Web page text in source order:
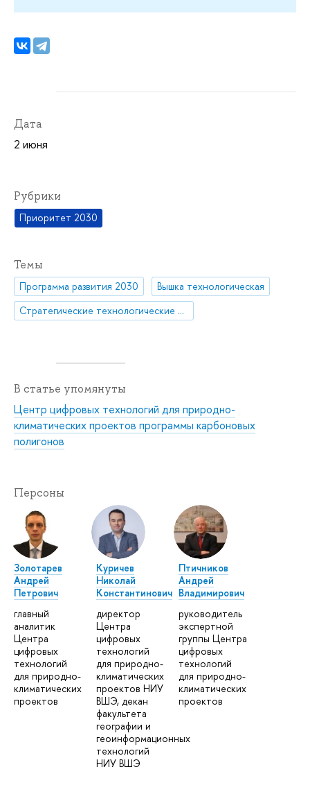
Дата
2 июня
Рубрики
Приоритет 2030
Темы
Программа развития 2030
Вышка технологическая
Стратегические технологические проекты
В статье упомянуты
Центр цифровых технологий для природно-
климатических проектов программы карбоновых
полигонов
Персоны
Золотарев
Андрей
Петрович
главный
аналитик
Центра
цифровых
технологий
для природно-
климатических
проектов
Куричев
Николай
Константинович
директор
Центра
цифровых
технологий
для природно-
климатических
проектов НИУ
ВШЭ, декан
факультета
географии и
геоинформационных
технологий
НИУ ВШЭ
Птичников
Андрей
Владимирович
руководитель
экспертной
группы Центра
цифровых
технологий
для природно-
климатических
проектов